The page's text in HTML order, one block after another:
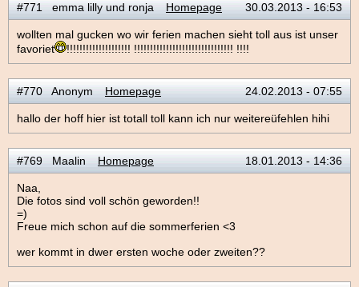
#771 emma lilly und ronja Homepage 30.03.2013 - 16:53
wollten mal gucken wo wir ferien machen sieht toll aus ist unser
favoriet
!!!!!!!!!!!!!!!!!!!! !!!!!!!!!!!!!!!!!!!!!!!!!!!!!!! !!!!
#770 Anonym Homepage 24.02.2013 - 07:55
hallo der hoff hier ist totall toll kann ich nur weitereüfehlen hihi
#769 Maalin Homepage 18.01.2013 - 14:36
Naa,
Die fotos sind voll schön geworden!!
=)
Freue mich schon auf die sommerferien <3
wer kommt in dwer ersten woche oder zweiten??